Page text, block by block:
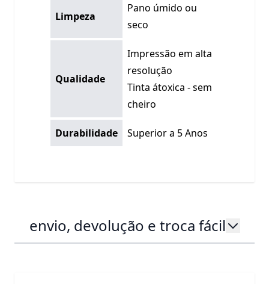
Limpeza
Pano úmido ou
seco
Qualidade
Impressão em alta
resolução
Tinta átoxica - sem
cheiro
Durabilidade Superior a 5 Anos
envio, devolução e troca fácil